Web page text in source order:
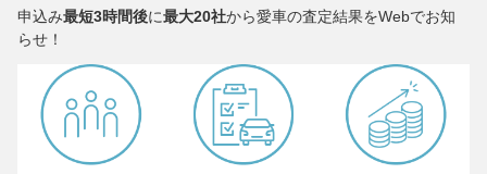
申込み最短3時間後に最大20社から愛車の査定結果をWebでお知
らせ！